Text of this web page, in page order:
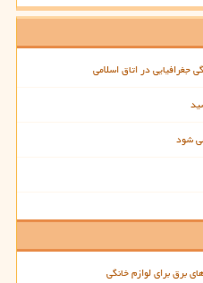
جغرافیایی در اتاق اسلامی
شود
برق برای لوازم خانگی